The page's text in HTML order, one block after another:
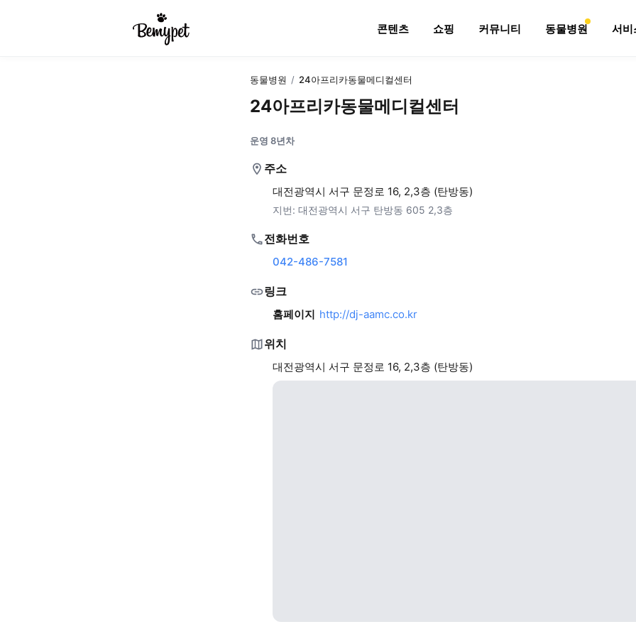
콘텐츠 쇼핑 커뮤니티 동물병원 서비
동물병원 / 24아프리카동물메디컬센터
24아프리카동물메디컬센터
운영 8년차
주소
대전광역시 서구 문정로 16, 2,3층 (탄방동)
지번: 대전광역시 서구 탄방동 605 2,3층
전화번호
042-486-7581
링크
홈페이지 http://dj-aamc.co.kr
위치
대전광역시 서구 문정로 16, 2,3층 (탄방동)